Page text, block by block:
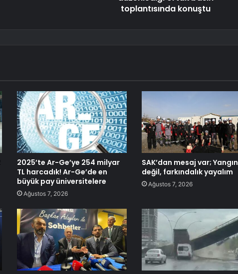
toplantısında konuştu
2025’te Ar-Ge’ye 254 milyar
TL harcadık! Ar-Ge’de en
büyük pay üniversitelere
Ağustos 7, 2026
SAK’dan mesaj var; Yangın
değil, farkındalık yayalım
Ağustos 7, 2026